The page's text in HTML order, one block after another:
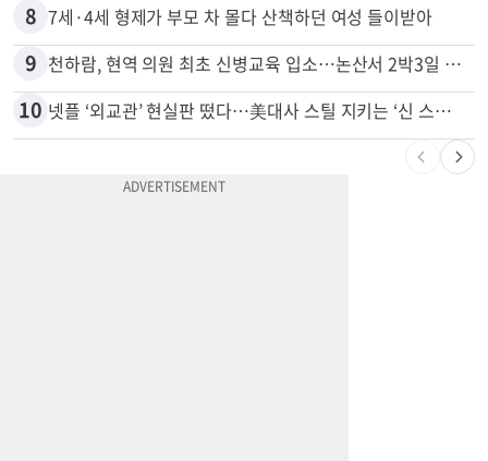
8 7세·4세 형제가 부모 차 몰다 산책하던 여성 들이받아
9 천하람, 현역 의원 최초 신병교육 입소…논산서 2박3일 생활
10 넷플 ‘외교관’ 현실판 떴다…美대사 스틸 지키는 ‘신 스틸러’